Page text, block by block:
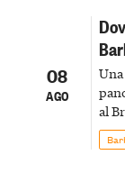
08
AGO
al